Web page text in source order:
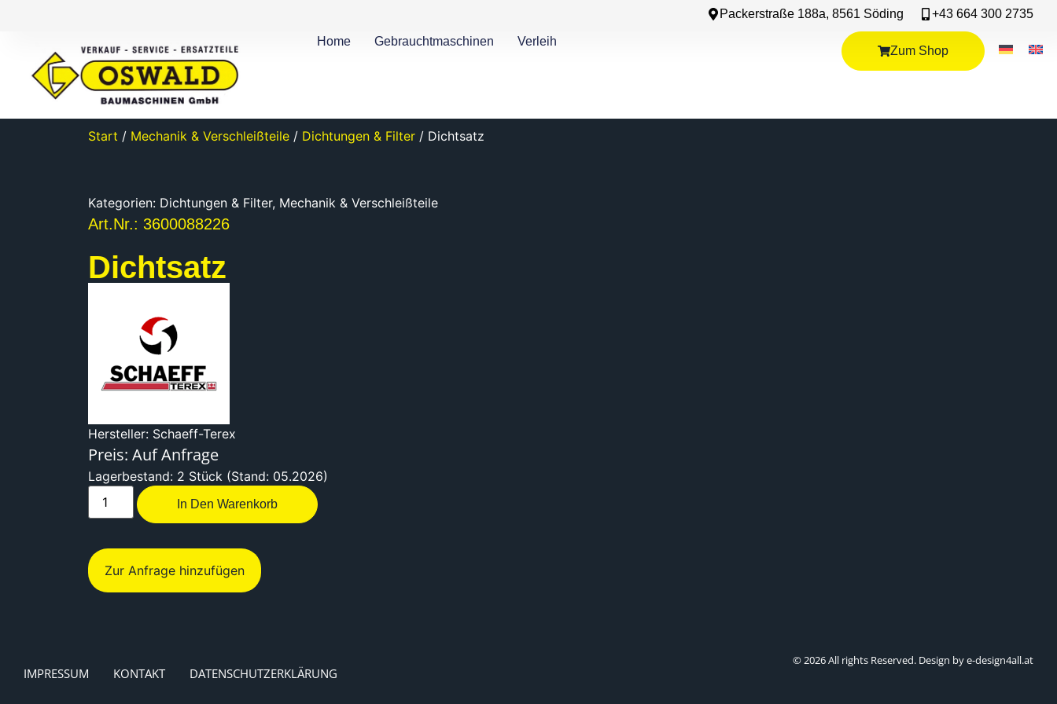
+43 664 300 2735
Packerstraße 188a, 8561 Söding
Home Gebrauchtmaschinen Verleih
Zum Shop
Start / Mechanik & Verschleißteile / Dichtungen & Filter / Dichtsatz
Kategorien: Dichtungen & Filter, Mechanik & Verschleißteile
Art.Nr.: 3600088226
Dichtsatz
Hersteller: Schaeff-Terex
Preis: Auf Anfrage
Lagerbestand: 2 Stück (Stand: 05.2026)
In Den Warenkorb
Zur Anfrage hinzufügen
IMPRESSUM KONTAKT DATENSCHUTZERKLÄRUNG
© 2026 All rights Reserved. Design by e-design4all.at